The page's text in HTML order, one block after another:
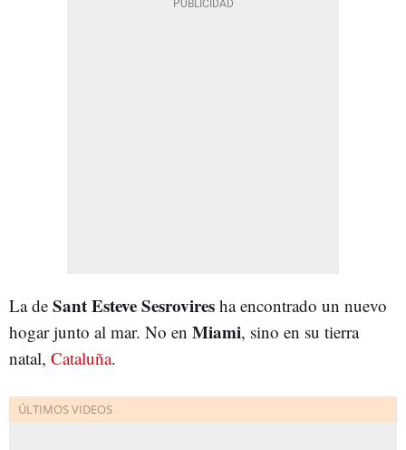
La de Sant Esteve Sesrovires ha encontrado un nuevo
hogar junto al mar. No en Miami, sino en su tierra
natal, Cataluña.